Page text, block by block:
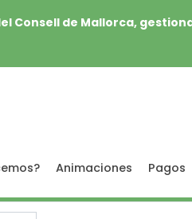
de Mallorca,
Animaciones Pagos